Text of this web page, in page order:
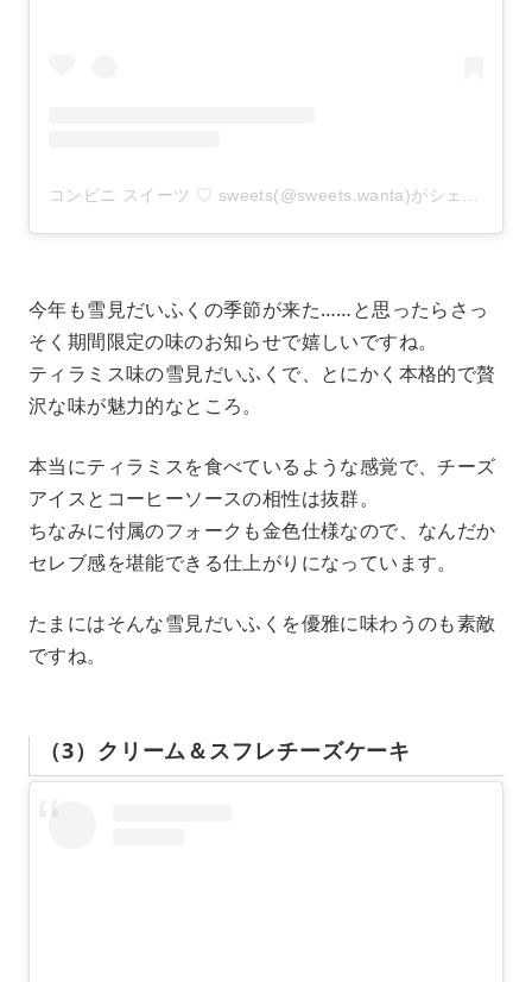
コンビニ スイーツ ♡ sweets(@sweets.wanta)がシェアした投稿
今年も雪見だいふくの季節が来た……と思ったらさっ
そく期間限定の味のお知らせで嬉しいですね。
ティラミス味の雪見だいふくで、とにかく本格的で贅
沢な味が魅力的なところ。
本当にティラミスを食べているような感覚で、チーズ
アイスとコーヒーソースの相性は抜群。
ちなみに付属のフォークも金色仕様なので、なんだか
セレブ感を堪能できる仕上がりになっています。
たまにはそんな雪見だいふくを優雅に味わうのも素敵
ですね。
（3）クリーム＆スフレチーズケーキ